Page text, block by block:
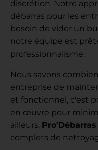
discrétion. Notre
débarras pour les
besoin de vider un
notre équipe est
professionnalisme.
Nous savons
entreprise de
et fonctionnel, c'est
en œuvre pour
ailleurs, Pro'Débarras
complets de